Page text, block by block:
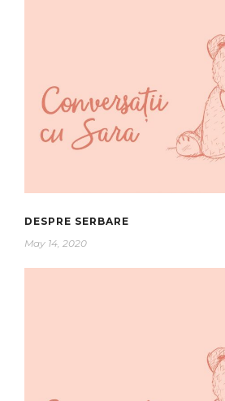
DESPRE SERBARE
May 14, 2020